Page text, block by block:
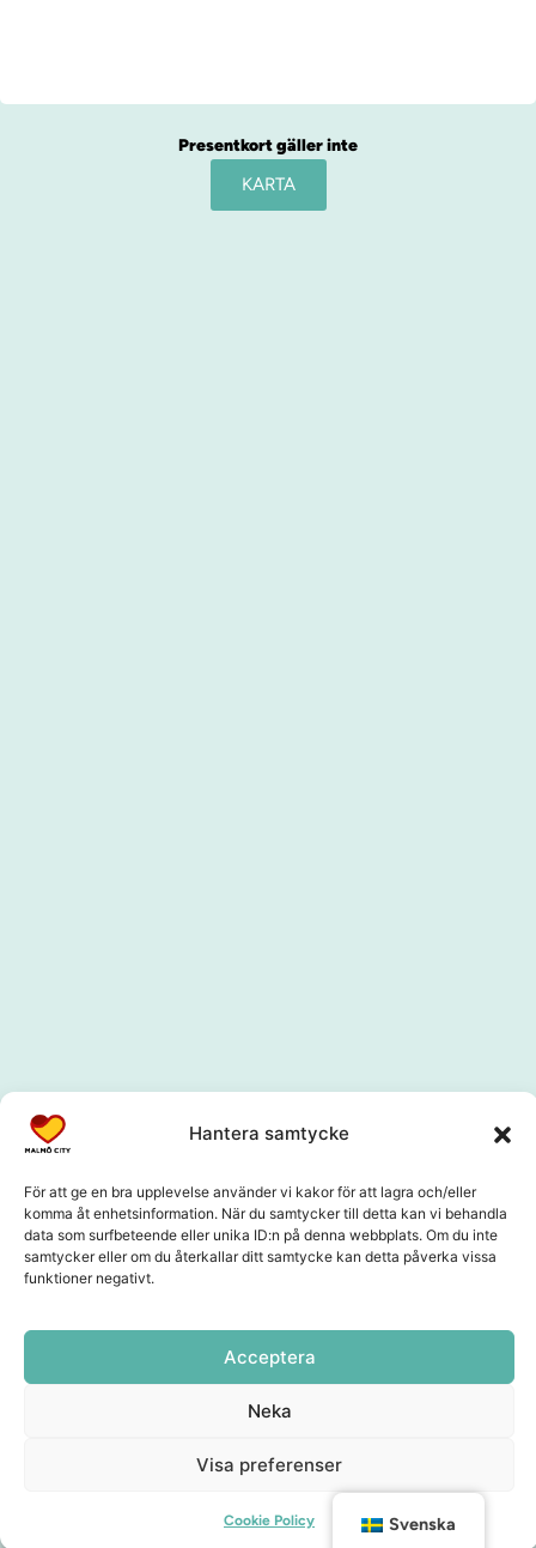
Hantera samtycke
För att ge en bra upplevelse använder vi kakor för att lagra och/eller
komma åt enhetsinformation. När du samtycker till detta kan vi behandla
data som surfbeteende eller unika ID:n på denna webbplats. Om du inte
samtycker eller om du återkallar ditt samtycke kan detta påverka vissa
funktioner negativt.
Acceptera
Neka
Visa preferenser
Cookie Policy
Presentkort gäller inte
KARTA
Samarbetspartners
Svenska